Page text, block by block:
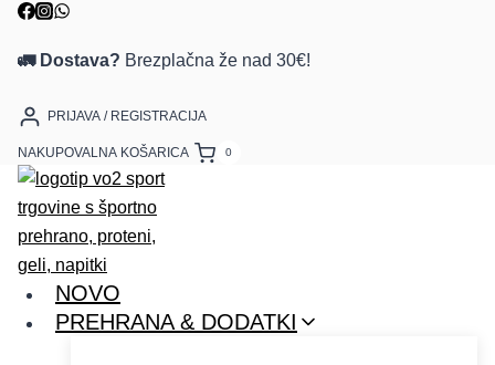
🚛 Dostava? Brezplačna že nad 30€!
PRIJAVA / REGISTRACIJA
NAKUPOVALNA KOŠARICA 0
NOVO
PREHRANA & DODATKI